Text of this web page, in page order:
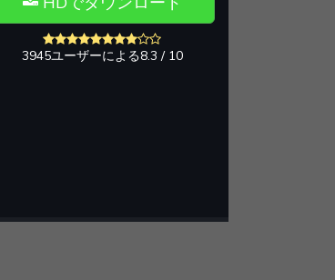
3945ユーザーによる8.3 / 10